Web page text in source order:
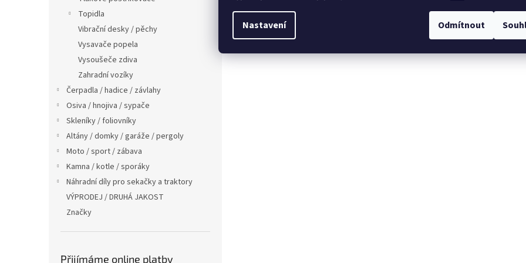
Nastavení Odmítnout
Topidla
Vibrační desky / pěchy
Vysavače popela
Vysoušeče zdiva
Zahradní vozíky
Čerpadla / hadice / závlahy
Osiva / hnojiva / sypače
Skleníky / foliovníky
Altány / domky / garáže / pergoly
Moto / sport / zábava
Kamna / kotle / sporáky
Náhradní díly pro sekačky a traktory
VÝPRODEJ / DRUHÁ JAKOST
Značky
Přijímáme online platby